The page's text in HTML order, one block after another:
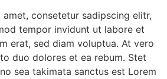
consetetur sadipscing elitr,
tempor invidunt ut labore et
erat, sed diam voluptua. At vero
duo dolores et ea rebum. Stet
sea takimata sanctus est Lorem